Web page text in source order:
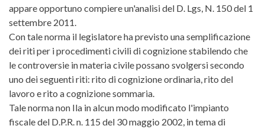
appare opportuno compiere un'analisi del D. Lgs, N. 150 del 1
settembre 2011.
Con tale norma il legislatore ha previsto una semplificazione
dei riti per i procedimenti civili di cognizione stabilendo che
le controversie in materia civile possano svolgersi secondo
uno dei seguenti riti: rito di cognizione ordinaria, rito del
lavoro e rito a cognizione sommaria.
Tale norma non Ila in alcun modo modificato l'impianto
fiscale del D.P.R. n. 115 del 30 maggio 2002, in tema di